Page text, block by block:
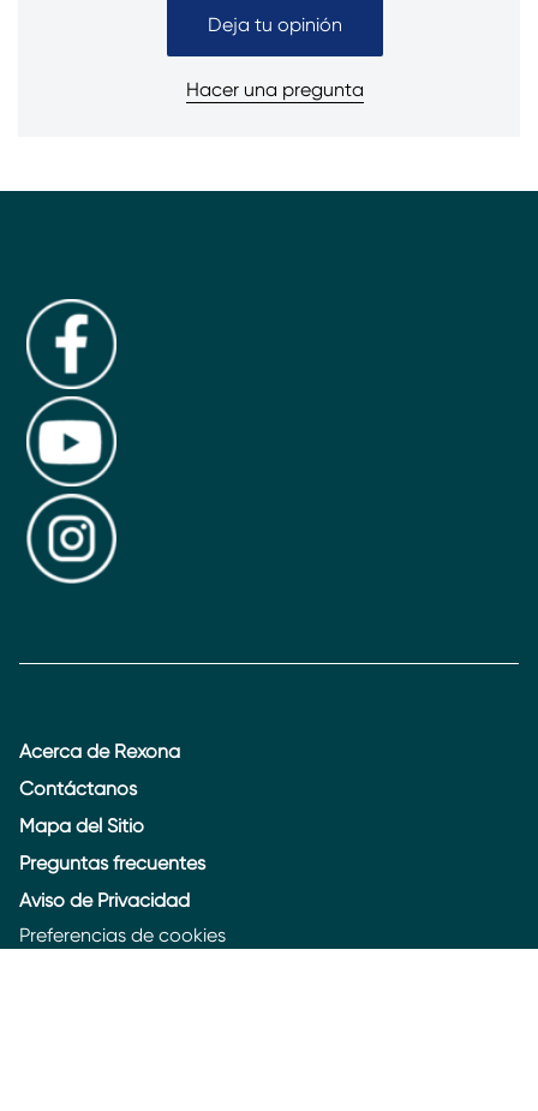
Deja tu opinión
Hacer una pregunta
Acerca de Rexona
Contáctanos
Mapa del Sitio
Preguntas frecuentes
Aviso de Privacidad
Preferencias de cookies